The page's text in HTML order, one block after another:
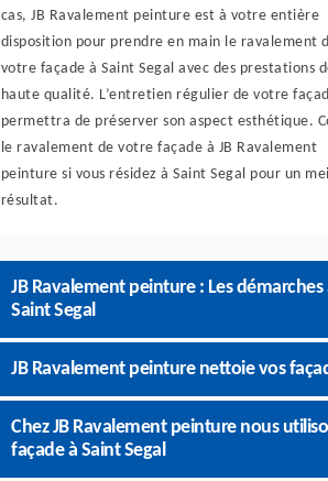
cas, JB Ravalement peinture est à votre entière
disposition pour prendre en main le ravalement
votre façade à Saint Segal avec des prestations
haute qualité. L’entretien régulier de votre
permettra de préserver son aspect esthétique.
le ravalement de votre façade à JB Ravalement
peinture si vous résidez à Saint Segal pour un
résultat.
JB Ravalement peinture : Les
Saint Segal
JB Ravalement peinture nettoie vos
Chez JB Ravalement peinture nous
façade à Saint Segal